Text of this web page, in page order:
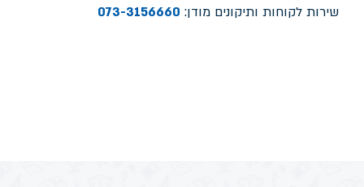
שירות לקוחות ותיקונים מודן: 073-3156660